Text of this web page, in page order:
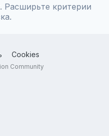
Расширьте критерии
Cookies
Community